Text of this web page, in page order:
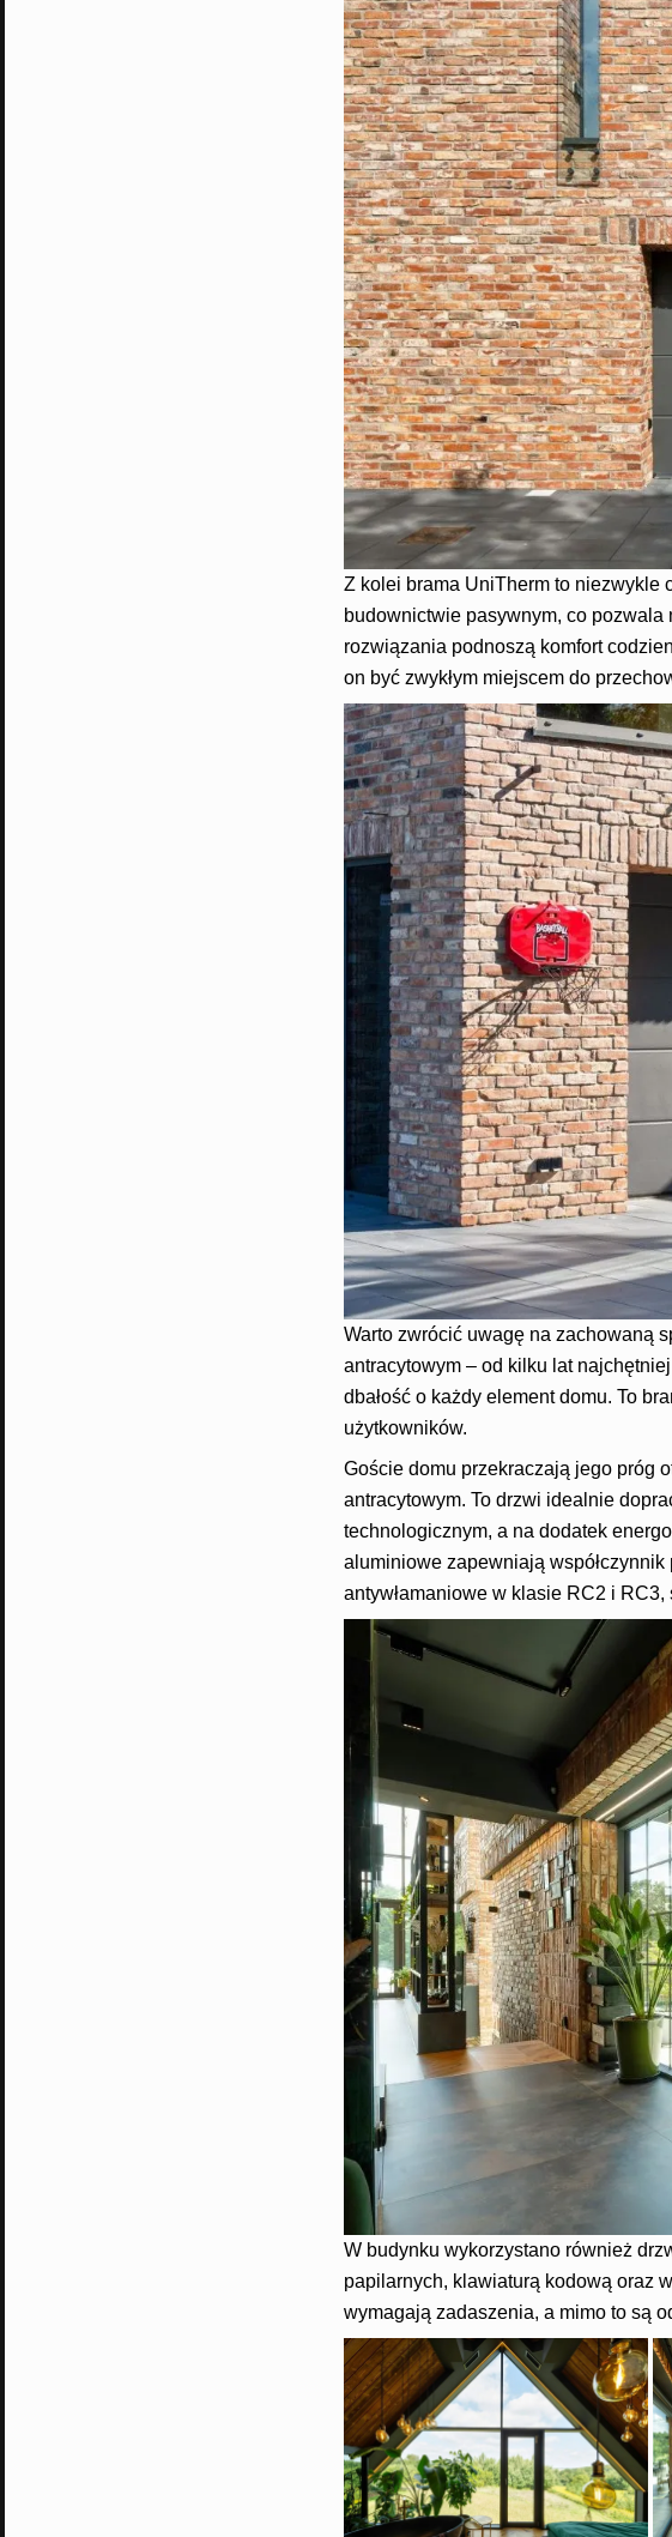
Z kolei brama UniTherm to niezwykle
budownictwie pasywnym, co
rozwiązania podnoszą komfort
on być zwykłym miejscem do
Warto zwrócić uwagę na zachowaną
antracytowym – od kilku lat
dbałość o każdy element domu. To
użytkowników.
Goście domu przekraczają jego próg
antracytowym. To drzwi idealnie
technologicznym, a na dodatek
aluminiowe zapewniają
antywłamaniowe w klasie RC2 i
W budynku wykorzystano również
papilarnych, klawiaturą kodową oraz
wymagają zadaszenia, a mimo to są